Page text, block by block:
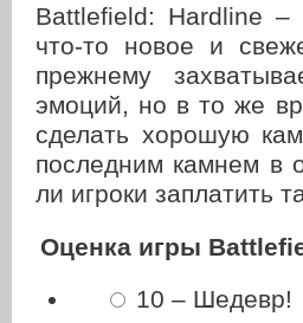
Battlefield: Hardline –
что-то новое и
прежнему
эмоций, но в то же
сделать хорошую
последним камнем в
ли игроки заплатить
Оценка игры
10 – Шедевр!